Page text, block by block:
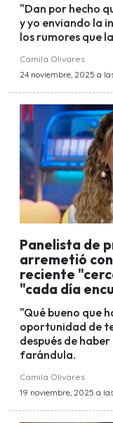
"Dan por hecho
y yo enviando la
los rumores que
Camila Olivares
24 noviembre, 2025 a
Panelista de
arremetió
reciente
"cada día
"Qué bueno que
oportunidad de
después de
farándula.
Camila Olivares
19 noviembre, 2025 a